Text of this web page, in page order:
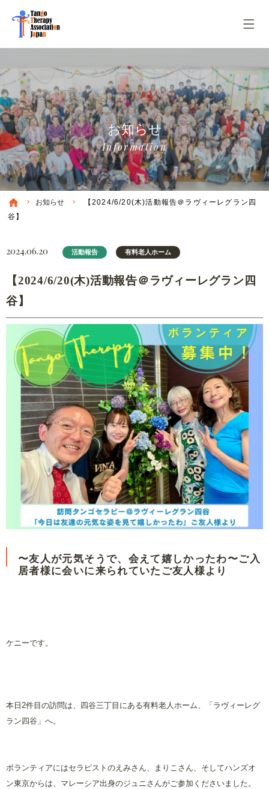
お知らせ
Information
お知らせ
【2024/6/20(木)活動報告＠ラヴィーレグラン四
谷】
2024.06.20 活動報告 有料老人ホーム
【2024/6/20(木)活動報告＠ラヴィーレグラン四
谷】
〜友人が元気そうで、会えて嬉しかったわ〜ご入
居者様に会いに来られていたご友人様より
ケニーです。
本日 2件目の訪問は、四谷三丁目にある有料老人ホーム、「ラヴィーレグ
ラン四谷」へ。
ボランティアにはセラピストのえみさん、まりこさん、そしてハンズオ
ン東京からは、マレーシア出身のジュニさんがご参加くださいました。